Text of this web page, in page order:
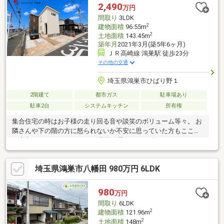
2,490万円
間取り 3LDK
建物面積96.55m2
土地面積143.45m2
築年月 2021年3月(築5年6ヶ月)
ＪＲ高崎線 鴻巣駅 徒歩23分
その他の交通
埼玉県鴻巣市ひばり野１
2階建て 都市ガス
駐車場あり
駐車2台
システムキッチン 所有権
集合住宅の時はお子様の走り回る音や談笑のボリューム等々。 お
隣さんや下の階の方に怒られないか不安に思っていた方もここな
か？【弊社では以下の５つをお客様にお約束いたします】1.物件
の善し悪しは全て正直にお話しします。2.無理な売り込みや契約
の催促、突然の訪問等、しつこい営業は一切行いません。3.契約
したら終わりではなくお引き渡し後、お引越し後もお客様のパー
トナーであること。4.ウソやおとり広告は一切使いません。(デー
タ更新は迅速に行います。）5.お客様の個人情報は細心の注意を
払って取り扱いします。
埼玉県鴻巣市八幡田 980万円 6LDK
980万円
間取り 6LDK
建物面積121.96m2
土地面積148m2